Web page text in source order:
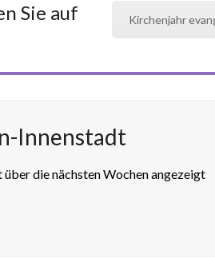
Sie auf
Kirchenjahr
Innenstadt
die nächsten Wochen angezeigt